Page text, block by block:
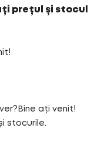
prețul și stocul
ați venit!
stocurile.